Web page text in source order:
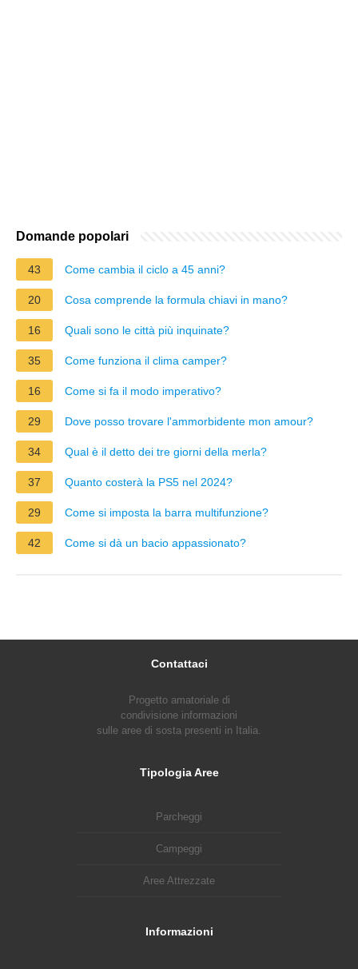
Domande popolari
43 Come cambia il ciclo a 45 anni?
20 Cosa comprende la formula chiavi in mano?
16 Quali sono le città più inquinate?
35 Come funziona il clima camper?
16 Come si fa il modo imperativo?
29 Dove posso trovare l'ammorbidente mon amour?
34 Qual è il detto dei tre giorni della merla?
37 Quanto costerà la PS5 nel 2024?
29 Come si imposta la barra multifunzione?
42 Come si dà un bacio appassionato?
Contattaci
Progetto amatoriale di
condivisione informazioni
sulle aree di sosta presenti in Italia.
Tipologia Aree
Parcheggi
Campeggi
Aree Attrezzate
Informazioni